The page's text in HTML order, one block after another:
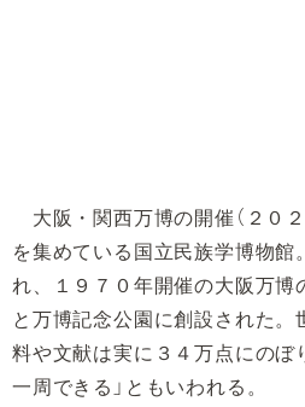
大阪・関西万博の開催（２０
を集めている国立民族学博物館
れ、１９７０年開催の大阪万博
と万博記念公園に創設された
料や文献は実に３４万点にのぼ
一周できる」ともいわれる。